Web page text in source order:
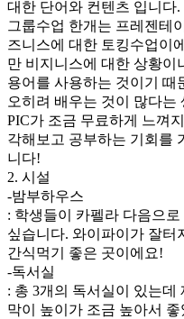
대한 단어와 컨텐츠 입니다.
그룹수업 한개는 프레젠테
즈니스에 대한 토킹수업이
만 비지니스에 대한 상황이
용어를 사용하는 것이기 때
오히려 배우는 것이 많다는
PIC가 조금 무료하게 느껴
각해보고 공부하는 기회를
니다!
2. 시설
-밤부하우스
: 학생들이 카펠라 다음으
싶습니다. 와이파이가 잘터
간식먹기 좋은 곳이에요!
-독서실
: 총 3개의 독서실이 있는
막이 높이가 조금 높아서